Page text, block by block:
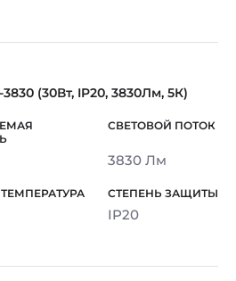
3830 (30Вт, IP20, 3830Лм, 5К)
3830 Лм
IP20